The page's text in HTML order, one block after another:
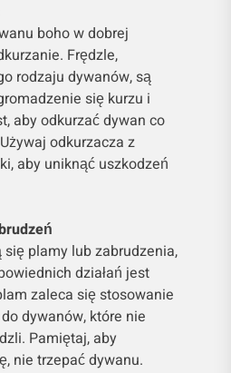
boho w dobrej
Frędzle,
rodzaju dywanów, są
się kurzu i
aby odkurzać dywan co
odkurzacza z
aby uniknąć uszkodzeń
plamy lub zabrudzenia,
działań jest
zaleca się stosowanie
dywanów, które nie
Pamiętaj, aby
nie trzepać dywanu.